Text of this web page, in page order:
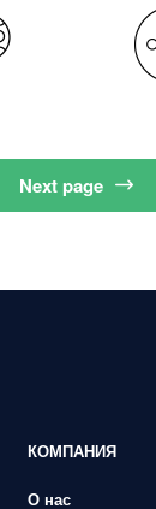
Nextpage
КОМПАНИЯ
О нас